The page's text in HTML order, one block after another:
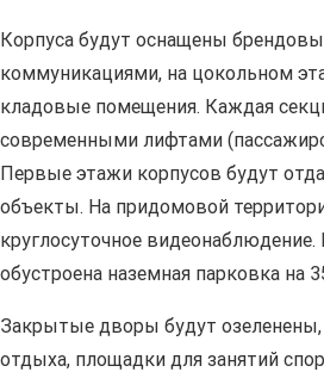
Корпуса будут оснащены
коммуникациями, на цокольном
кладовые помещения. Каждая
современными лифтами
Первые этажи корпусов будут
объекты. На придомовой
круглосуточное видеонаблюдение.
обустроена наземная парковка на
Закрытые дворы будут
отдыха, площадки для занятий